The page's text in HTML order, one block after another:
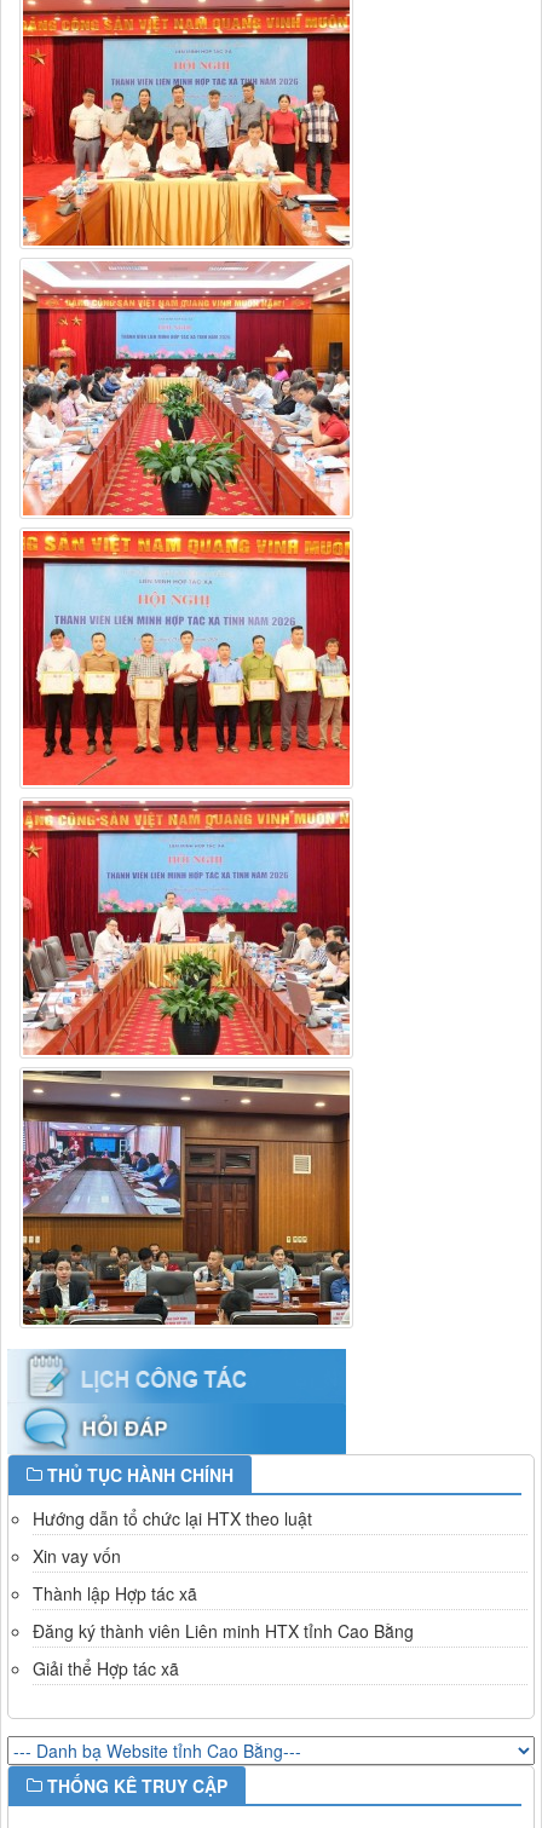
THỦ TỤC HÀNH CHÍNH
Hướng dẫn tổ chức lại HTX theo luật
Xin vay vốn
Thành lập Hợp tác xã
Đăng ký thành viên Liên minh HTX tỉnh Cao Bằng
Giải thể Hợp tác xã
THỐNG KÊ TRUY CẬP